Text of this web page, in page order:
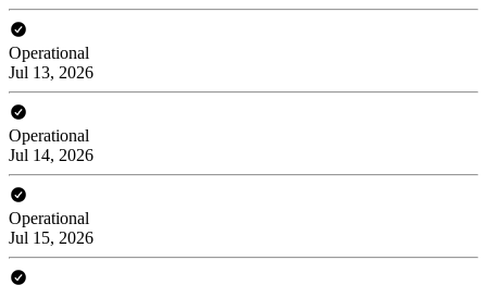
Operational
Jul 13, 2026
Operational
Jul 14, 2026
Operational
Jul 15, 2026